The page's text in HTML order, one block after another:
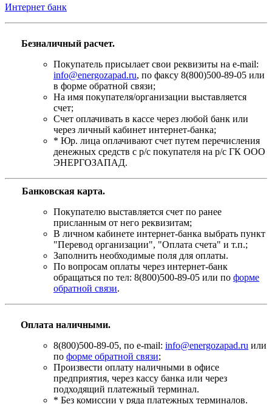
Интернет банк
Безналичный расчет.
Покупатель присылает свои реквизиты на e-mail:
info@energozapad.ru, по факсу 8(800)500-89-05 или
в форме обратной связи;
На имя покупателя/организации выставляется
счет;
Счет оплачивать в кассе через любой банк или
через личный кабинет интернет-банка;
* Юр. лица оплачивают счет путем перечисления
денежных средств с р/с покупателя на р/с ГК ООО
ЭНЕРГОЗАПАД.
Банковская карта.
Покупателю выставляется счет по ранее
присланным от него реквизитам;
В личном кабинете интернет-банка выбрать пункт
"Перевод организации", "Оплата счета" и т.п.;
Заполнить необходимые поля для оплаты.
По вопросам оплаты через интернет-банк
обращаться по тел: 8(800)500-89-05 или по форме
обратной связи.
Оплата наличными.
8(800)500-89-05, по e-mail: info@energozapad.ru или
по форме обратной связи;
Произвести оплату наличными в офисе
предприятия, через кассу банка или через
подходящий платежный терминал.
* Без комиссии у ряда платежных терминалов.